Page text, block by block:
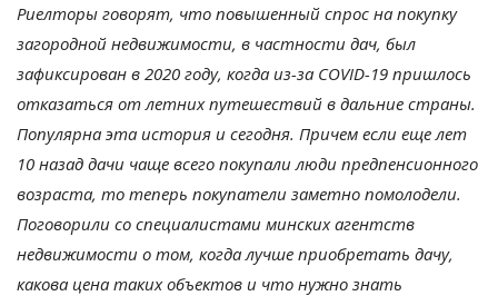
Риелторы говорят, что повышенный спрос на покупку
загородной недвижимости, в частности дач, был
зафиксирован в 2020 году, когда из-за COVID-19 пришлось
отказаться от летних путешествий в дальние страны.
Популярна эта история и сегодня. Причем если еще лет
10 назад дачи чаще всего покупали люди предпенсионного
возраста, то теперь покупатели заметно помолодели.
Поговорили со специалистами минских агентств
недвижимости о том, когда лучше приобретать дачу,
какова цена таких объектов и что нужно знать